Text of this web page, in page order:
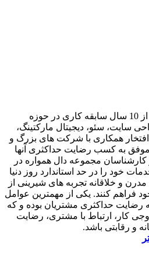
دال مجموعه‌ای است با بیش از 10 سال سابقه کاری در حوزه
سایت، سئو، دیجیتال مارکتینگ،
افتخار همکاری با شرکت های بزرگ و
موفق به کسب رضایت حداکثری آنها
مجموعه دال همواره در
خود را در حد استاندارد روز دنیا
و خلاقانه تجربه های شیرینی از
فراهم کنند. یکی از مهمترین عوامل
رضایت حداکثری مشتریان بوده و که
کار، ارتباط با مشتری، رضایت
و رقابتی باشد.